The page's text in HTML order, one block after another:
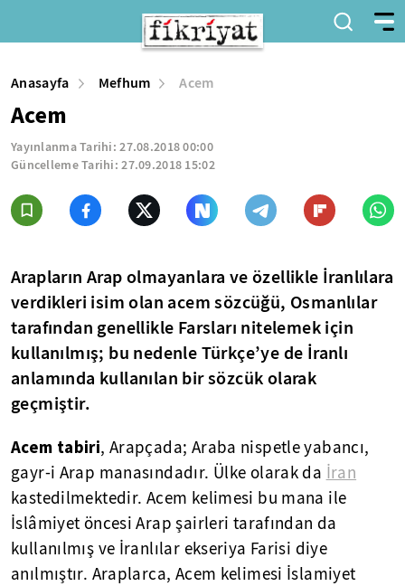
Anasayfa Mefhum Acem
Acem
Yayınlanma Tarihi:27.08.2018 00:00
Güncelleme Tarihi:27.09.2018 15:02
Arapların Arap olmayanlara ve özellikle İranlılara
verdikleri isim olan acem sözcüğü, Osmanlılar
tarafından genellikle Farsları nitelemek için
kullanılmış; bu nedenle Türkçe’ye de İranlı
anlamında kullanılan bir sözcük olarak
geçmiştir.
Acem tabiri, Arapçada; Araba nispetle yabancı,
gayr-i Arap manasındadır. Ülke olarak da İran
kastedilmektedir. Acem kelimesi bu mana ile
İslâmiyet öncesi Arap şairleri tarafından da
kullanılmış ve İranlılar ekseriya Farisi diye
anılmıştır. Araplarca, Acem kelimesi İslamiyet